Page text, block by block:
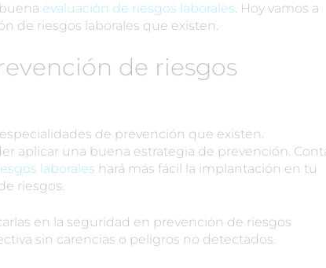
evaluación de riesgos laborales. Hoy vamos a
de riesgos laborales que existen.
de riesgos
de prevención que existen.
aplicar una buena estrategia de prevención.
laborales hará más fácil la implantación en tu
riesgos.
en la seguridad en prevención de riesgos
sin carencias o peligros no detectados.